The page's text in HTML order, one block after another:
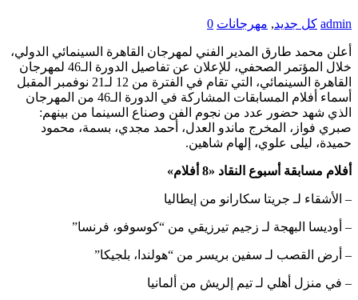
admin كل جديد, مهرجانات 0
أعلن محمد طارق المدير الفني لمهرجان القاهرة السينمائي الدولي،
خلال المؤتمر الصحفي، للإعلان عن تفاصيل الدورة الـ46 لمهرجان
القاهرة السينمائي، التي تقام في الفترة من 12 لـ21 نوفمبر المقبل
أسماء أفلام المسابقات المشاركة في الدورة الـ46 من المهرجان
الذي شهد حضور عدد من نجوم الفن وصناع السينما من بينهم:
صبري فواز، المخرج ماندو العدل، أحمد مجدي، بسمة، محمود
حميدة، ليلى علوي، إلهام شاهين.
أفلام مسابقة أسبوع النقاد «8 أفلام»
– الأشقاء لـ جريتا سكارانو من إيطاليا
– أوديسا البهجة لـ زجيم تيرزيقي من “كوسوفو، فرنسا”
– أرض القصب لـ سفين بريسر من “هولندا، بلجيكا”
– في منزل أهلي لـ تيم إلريش من ألمانيا